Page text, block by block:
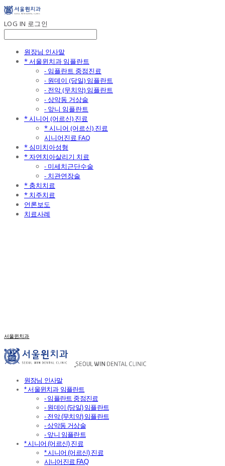
LOG IN 로그인
원장님 인사말
* 서울윈치과 임플란트
- 임플란트 중점진료
- 원데이 (당일) 임플란트
- 전악 (무치악) 임플란트
- 상악동 거상술
- 앞니 임플란트
* 시니어 (어르신) 진료
* 시니어 (어르신) 진료
시니어진료 FAQ
* 심미치아성형
* 자연치아살리기 치료
- 미세치근단수술
- 치관연장술
* 충치치료
* 치주치료
언론보도
치료사례
서울윈치과
원장님 인사말
* 서울윈치과 임플란트
- 임플란트 중점진료
- 원데이 (당일) 임플란트
- 전악 (무치악) 임플란트
- 상악동 거상술
- 앞니 임플란트
* 시니어 (어르신) 진료
* 시니어 (어르신) 진료
시니어진료 FAQ